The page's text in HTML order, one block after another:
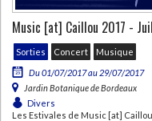
Music [at] Caillou 2017 -
Sorties Concert
Musique
Du 01/07/2017 au 29/07/2017
Jardin Botanique de Bordeaux
Divers
Les Estivales de Music [at] Caillou